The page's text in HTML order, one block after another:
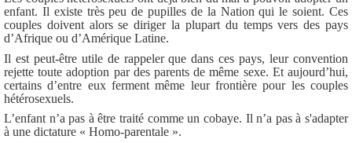
enfant. Il existe très peu de pupilles de la Nation qui le soient. Ces
couples doivent alors se diriger la plupart du temps vers des pays
d’Afrique ou d’Amérique Latine.
Il est peut-être utile de rappeler que dans ces pays, leur convention
rejette toute adoption par des parents de même sexe. Et aujourd’hui,
certains d’entre eux ferment même leur frontière pour les couples
hétérosexuels.
L’enfant n’a pas à être traité comme un cobaye. Il n’a pas à s'adapter
à une dictature « Homo-parentale ».